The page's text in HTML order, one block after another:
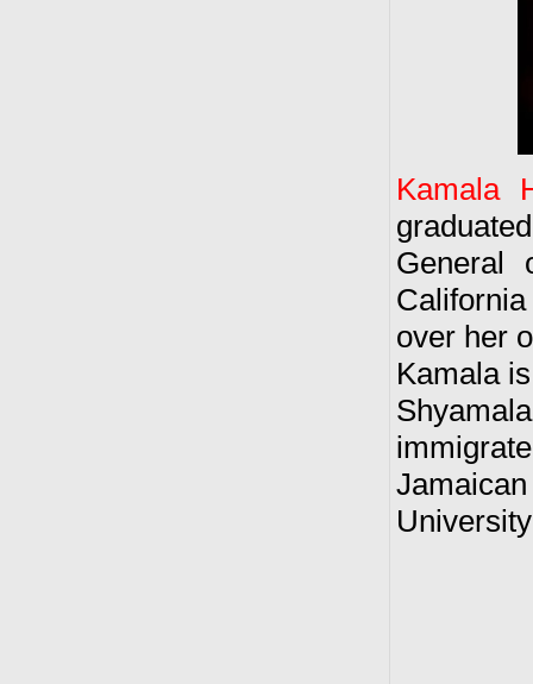
Kamala
General
over her
Kamala